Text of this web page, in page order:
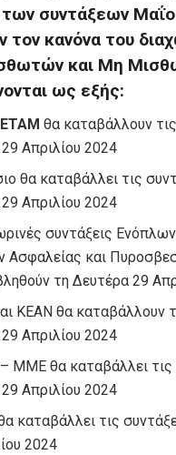
συντάξεων
τον κανόνα του
και Μη
ως εξής:
ΕΤΑΜ θα καταβάλλουν
Απριλίου 2024
θα καταβάλλει τις
Απριλίου 2024
συντάξεις
και
τη Δευτέρα 29
ΚΕΑΝ θα καταβάλλουν
Απριλίου 2024
ΜΜΕ θα καταβάλλει τις
Απριλίου 2024
καταβάλλει τις
2024